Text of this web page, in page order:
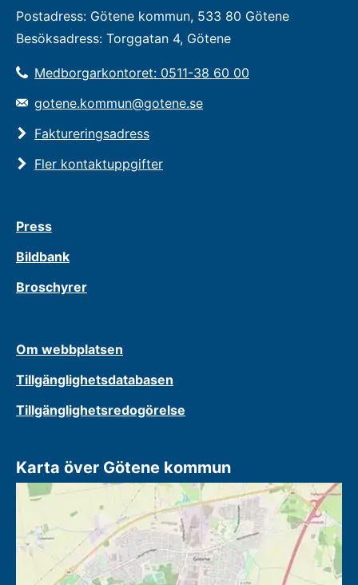
Postadress: Götene kommun, 533 80 Götene
Besöksadress: Torggatan 4, Götene
Medborgarkontoret: 0511-38 60 00
gotene.kommun@gotene.se
Faktureringsadress
Fler kontaktuppgifter
Press
Bildbank
Broschyrer
Om webbplatsen
Tillgänglighetsdatabasen
Tillgänglighetsredogörelse
Karta över Götene kommun